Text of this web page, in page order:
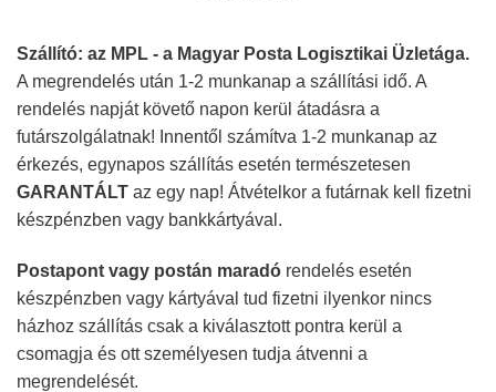
Szállító: az MPL - a Magyar Posta Logisztikai Üzletága.
A megrendelés után 1-2 munkanap a szállítási idő. A
rendelés napját követő napon kerül átadásra a
futárszolgálatnak! Innentől számítva 1-2 munkanap az
érkezés, egynapos szállítás esetén természetesen
GARANTÁLTaz egy nap! Átvételkor a futárnak kell fizetni
készpénzben vagy bankkártyával.
Postapont vagy postán maradórendelés esetén
készpénzben vagy kártyával tud fizetni ilyenkor nincs
házhoz szállítás csak a kiválasztott pontra kerül a
csomagja és ott személyesen tudja átvenni a
megrendelését.